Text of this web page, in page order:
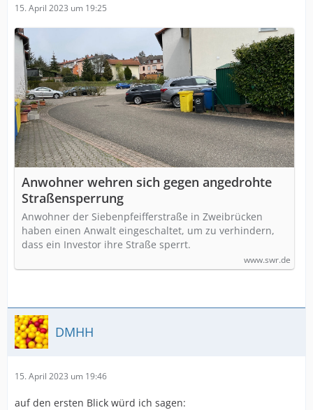
15. April 2023 um 19:25
Anwohner wehren sich gegen angedrohte
Straßensperrung
Anwohner der Siebenpfeifferstraße in Zweibrücken
haben einen Anwalt eingeschaltet, um zu verhindern,
dass ein Investor ihre Straße sperrt.
www.swr.de
DMHH
15. April 2023 um 19:46
auf den ersten Blick würd ich sagen: